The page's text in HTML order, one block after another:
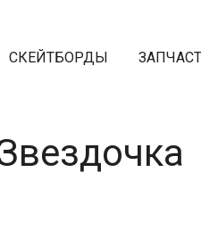
СКЕЙТБОРДЫ